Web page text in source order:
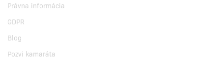
Právna informácia
GDPR
Blog
Pozvi kamaráta